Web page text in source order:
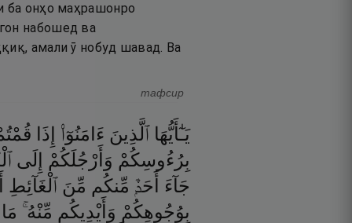
ба онҳо маҳрашонро
набошед ва
амали ӯ нобуд шавад. Ва
тафсир
يَـٰٓأَيُّهَا ٱلَّذِينَ ءَامَنُوٓا۟ إِذَا
بِرُءُوسِكُمْ وَأَرْجُلَكُمْ إِلَى
جَآءَ
أَحَدٌۭ مِّنكُم مِّنَ ٱلْغَآئِطِ
بِوُجُوهِكُمْ وَأَيْدِيكُم مِّنْهُ ۚ مَا